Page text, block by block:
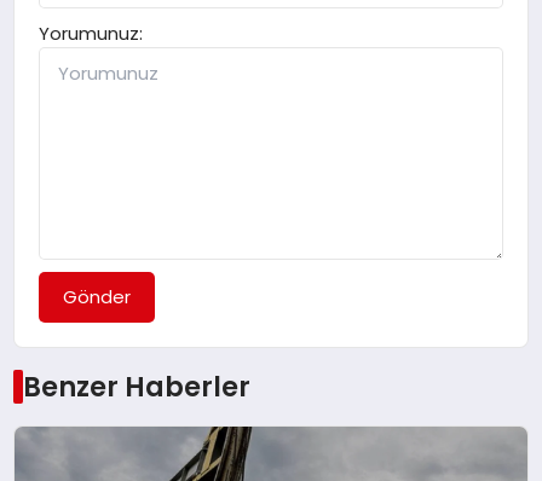
Yorumunuz:
Gönder
Benzer Haberler